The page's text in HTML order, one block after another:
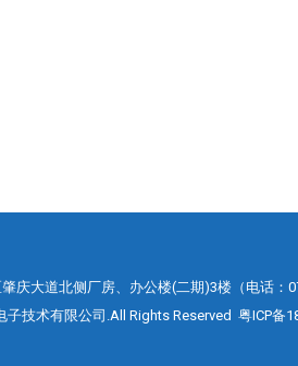
庆大道北侧厂房、办公楼(二期)3楼（电话：
技术有限公司.All Rights Reserved 粤ICP备